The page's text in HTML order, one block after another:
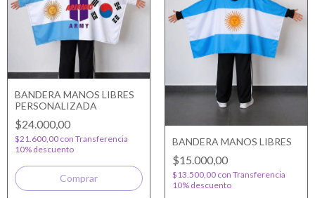
BANDERA MANOS LIBRES
PERSONALIZADA
$24.000,00
$21.600,00 con Transferencia
10% descuento
Comprar
BANDERA MANOS LIBRES
$15.000,00
$13.500,00 con Transferencia
10% descuento